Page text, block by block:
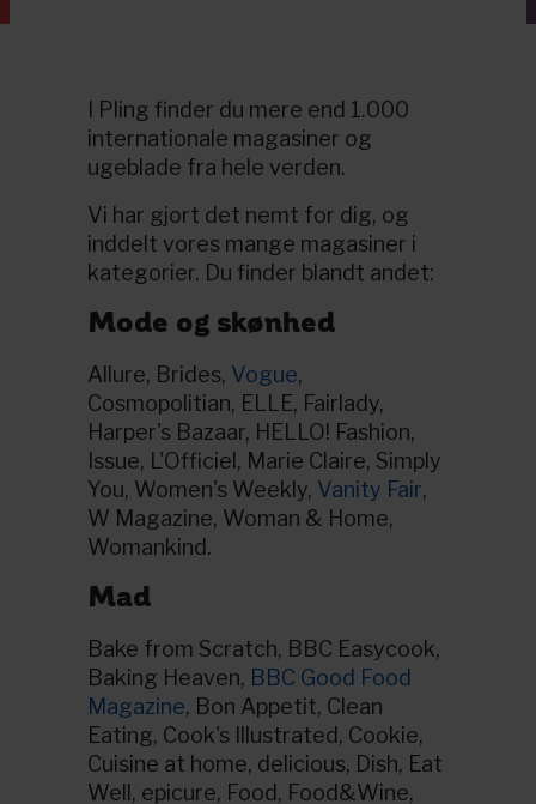
I Pling finder du mere end 1.000
internationale magasiner og
ugeblade fra hele verden.
Vi har gjort det nemt for dig, og
inddelt vores mange magasiner i
kategorier. Du finder blandt andet:
Mode og skønhed
Allure, Brides, Vogue,
Cosmopolitian, ELLE, Fairlady,
Harper's Bazaar, HELLO! Fashion,
Issue, L'Officiel, Marie Claire, Simply
You, Women's Weekly, Vanity Fair,
W Magazine, Woman & Home,
Womankind.
Mad
Bake from Scratch, BBC Easycook,
Baking Heaven, BBC Good Food
Magazine, Bon Appetit, Clean
Eating, Cook's Illustrated, Cookie,
Cuisine at home, delicious, Dish, Eat
Well, epicure, Food, Food&Wine,